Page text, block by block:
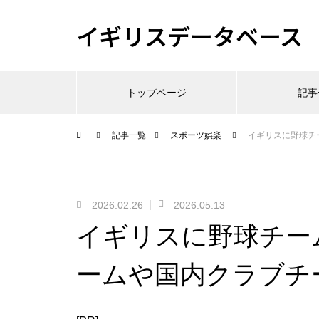
イギリスデータベース
トップページ 記
記事一覧 スポーツ娯楽 イギリスに野球
2026.02.26 2026.05.13
イギリスに野球チ
ームや国内クラブ